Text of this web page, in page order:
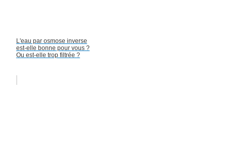
L'eau par osmose inverse
est-elle bonne pour vous ?
Ou est-elle trop filtrée ?